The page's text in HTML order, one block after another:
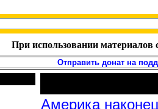
При использовании материалов
Отправить донат на
Америка